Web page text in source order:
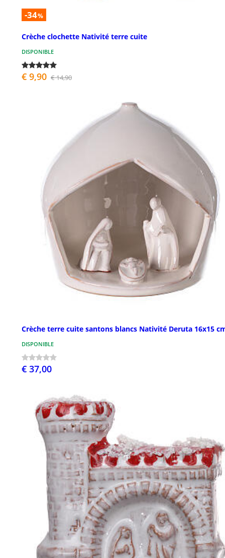
-34%
Crèche clochette Nativité terre cuite
DISPONIBLE
€ 9,90 € 14,90
Crèche terre cuite santons blancs Nativité Deruta 16x15
DISPONIBLE
€ 37,00